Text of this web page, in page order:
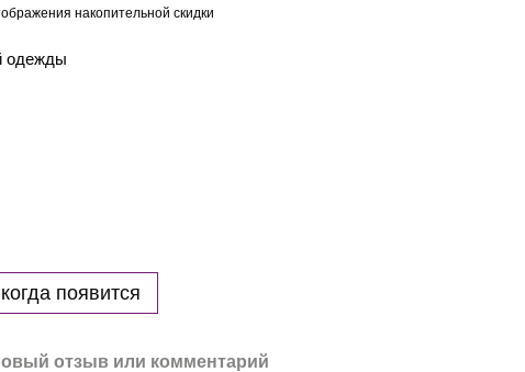
накопительной скидки
одежды
появится
отзыв или комментарий